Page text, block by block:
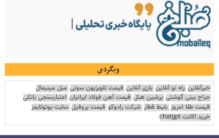
وبگردی
خبرآنلاین راه نو آنلاین بازی آنلاین قیمت تلویزیون سونی مبل مینیمال
جراح بینی گوشتی پرشین هتل قیمت آهن فولاد ایرانیان اعتبارسنجی بانکی
قیمت طلا امروز بلیط قطار شرکت رادوکو قیمت پروفیل سایت یوتوتایمز
خرید اکانت chatgpt